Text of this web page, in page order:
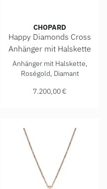
mit Halskette, Ref:
CHOPARD
Happy Diamonds Cross
Anhänger mit Halskette
Chopard Happy Diamonds
Anhänger mit Halskette,
Roségold, Diamant
7.200,00 €